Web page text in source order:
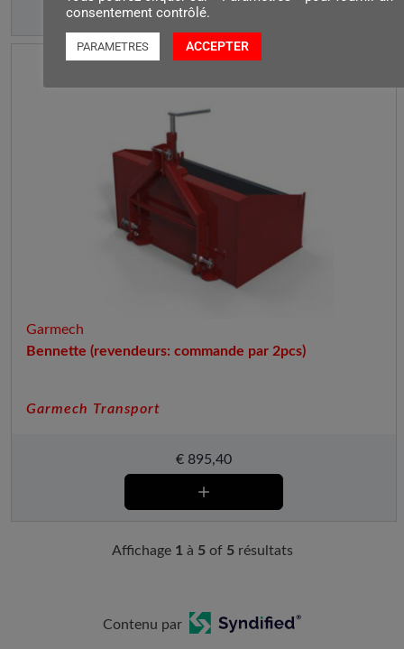
Garmech
Bennette (revendeurs: commande par 2pcs)
Garmech Transport
€ 895,40
Affichage 1 à 5of 5résultats
Contenu par
consentement contrôlé.
PARAMETRES ACCEPTER